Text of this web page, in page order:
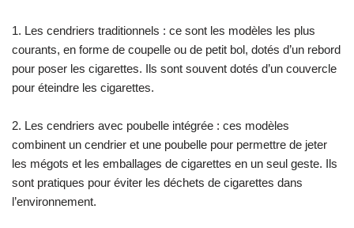
15 cm
1. Les cendriers traditionnels : ce sont les modèles les plus
courants, en forme de coupelle ou de petit bol, dotés d’un rebord
pour poser les cigarettes. Ils sont souvent dotés d’un couvercle
pour éteindre les cigarettes.
2. Les cendriers avec poubelle intégrée : ces modèles
combinent un cendrier et une poubelle pour permettre de jeter
les mégots et les emballages de cigarettes en un seul geste. Ils
sont pratiques pour éviter les déchets de cigarettes dans
l’environnement.